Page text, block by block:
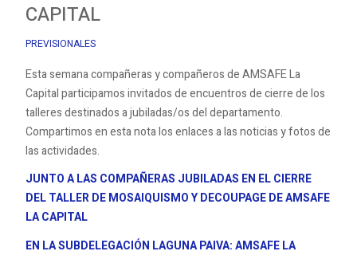
CAPITAL
PREVISIONALES
Esta semana compañeras y compañeros de AMSAFE La
Capital participamos invitados de encuentros de cierre de los
talleres destinados a jubiladas/os del departamento.
Compartimos en esta nota los enlaces a las noticias y fotos de
las actividades.
JUNTO A LAS COMPAÑERAS JUBILADAS EN EL CIERRE
DEL TALLER DE MOSAIQUISMO Y DECOUPAGE DE AMSAFE
LA CAPITAL
EN LA SUBDELEGACIÓN LAGUNA PAIVA: AMSAFE LA